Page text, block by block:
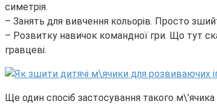
симетрія.
– Занять для вивчення кольорів. Просто
– Розвитку навичок командної гри. Що тут
гравцеві.
Ще один спосіб застосування такого